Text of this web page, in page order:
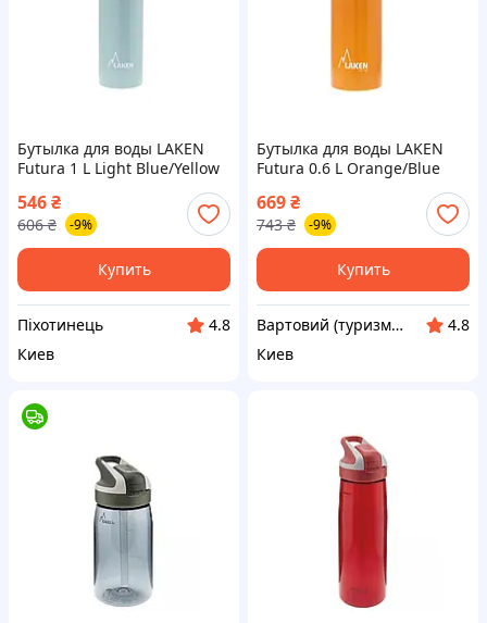
Бутылка для воды LAKEN
Futura 1 L Light Blue/Yellow
546₴
606 ₴ -9%
Купить
Піхотинець
4.8
Киев
Бутылка для воды LAKEN
Futura 0.6 L Orange/Blue
669₴
743 ₴ -9%
Купить
Вартовий (туризм, охота и кемпинг)
4.8
Киев